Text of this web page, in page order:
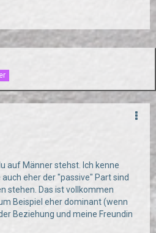
auf Männer stehst. Ich kenne
eher der "passive" Part sind
stehen. Das ist vollkommen
Beispiel eher dominant (wenn
Beziehung und meine Freundin